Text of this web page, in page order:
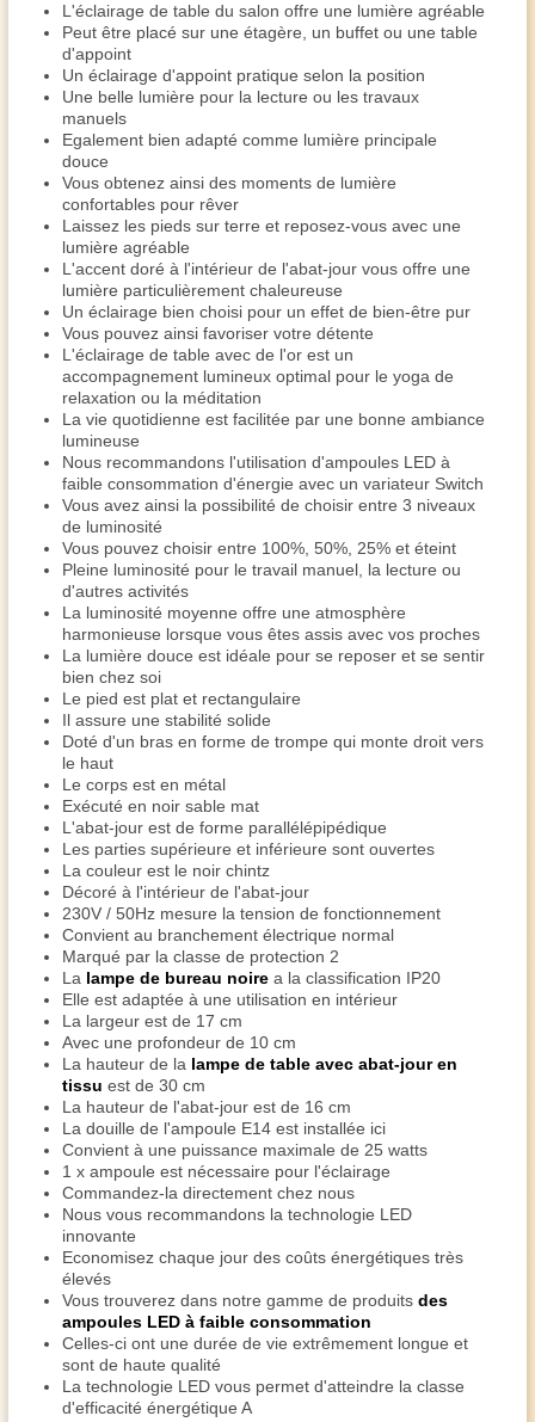
L'éclairage de table du salon offre une lumière agréable
Peut être placé sur une étagère, un buffet ou une table
d'appoint
Un éclairage d'appoint pratique selon la position
Une belle lumière pour la lecture ou les travaux
manuels
Egalement bien adapté comme lumière principale
douce
Vous obtenez ainsi des moments de lumière
confortables pour rêver
Laissez les pieds sur terre et reposez-vous avec une
lumière agréable
L'accent doré à l'intérieur de l'abat-jour vous offre une
lumière particulièrement chaleureuse
Un éclairage bien choisi pour un effet de bien-être pur
Vous pouvez ainsi favoriser votre détente
L'éclairage de table avec de l'or est un
accompagnement lumineux optimal pour le yoga de
relaxation ou la méditation
La vie quotidienne est facilitée par une bonne ambiance
lumineuse
Nous recommandons l'utilisation d'ampoules LED à
faible consommation d'énergie avec un variateur Switch
Vous avez ainsi la possibilité de choisir entre 3 niveaux
de luminosité
Vous pouvez choisir entre 100%, 50%, 25% et éteint
Pleine luminosité pour le travail manuel, la lecture ou
d'autres activités
La luminosité moyenne offre une atmosphère
harmonieuse lorsque vous êtes assis avec vos proches
La lumière douce est idéale pour se reposer et se sentir
bien chez soi
Le pied est plat et rectangulaire
Il assure une stabilité solide
Doté d'un bras en forme de trompe qui monte droit vers
le haut
Le corps est en métal
Exécuté en noir sable mat
L'abat-jour est de forme parallélépipédique
Les parties supérieure et inférieure sont ouvertes
La couleur est le noir chintz
Décoré à l'intérieur de l'abat-jour
230V / 50Hz mesure la tension de fonctionnement
Convient au branchement électrique normal
Marqué par la classe de protection 2
La lampe de bureau noire a la classification IP20
Elle est adaptée à une utilisation en intérieur
La largeur est de 17 cm
Avec une profondeur de 10 cm
La hauteur de la lampe de table avec abat-jour en
tissu est de 30 cm
La hauteur de l'abat-jour est de 16 cm
La douille de l'ampoule E14 est installée ici
Convient à une puissance maximale de 25 watts
1 x ampoule est nécessaire pour l'éclairage
Commandez-la directement chez nous
Nous vous recommandons la technologie LED
innovante
Economisez chaque jour des coûts énergétiques très
élevés
Vous trouverez dans notre gamme de produits des
ampoules LED à faible consommation
Celles-ci ont une durée de vie extrêmement longue et
sont de haute qualité
La technologie LED vous permet d'atteindre la classe
d'efficacité énergétique A